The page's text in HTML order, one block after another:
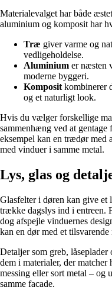
Materialevalget har både
aluminium og komposit har
Træ giver varme og
vedligeholdelse.
Aluminium er næsten
moderne byggeri.
Komposit kombinerer
og et naturligt look.
Hvis du vælger forskellige
sammenhæng ved at
eksempel kan en trædør med
med vinduer i samme metal.
Lys, glas og
Glasfelter i døren kan give
trække dagslys ind i entreen.
dog afspejle vinduernes
kan en dør med et tilsvarende
Detaljer som greb,
dem i materialer, der matcher
messing eller sort metal – og
samme facade.